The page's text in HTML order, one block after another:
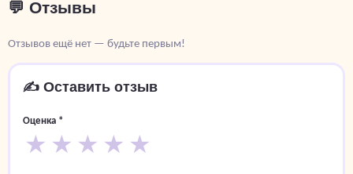
💬 Отзывы
Отзывов ещё нет — будьте первым!
✍️ Оставить отзыв
Оценка *
★ ★ ★ ★ ★